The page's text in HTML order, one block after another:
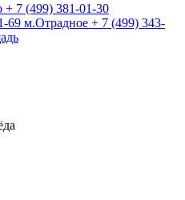
+ 7 (499) 381-01-30
69 м.Отрадное + 7 (499) 343-